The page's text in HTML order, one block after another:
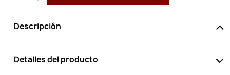
Descripción
Detalles del producto